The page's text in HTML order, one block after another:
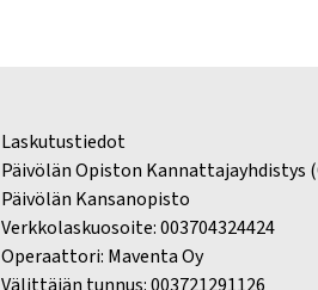
Laskutustiedot
Päivölän Opiston Kannattajayhdistys
Päivölän Kansanopisto
Verkkolaskuosoite: 003704324424
Operaattori: Maventa Oy